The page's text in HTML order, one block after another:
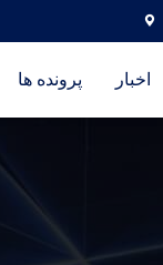
اخبار پرونده ها